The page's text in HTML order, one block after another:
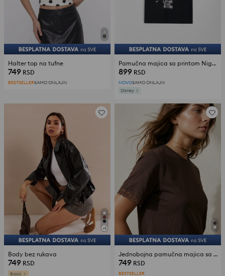
Halter top na tufne
749 RSD
BESTSELLERSAMO ONLAJN
Pamučna majica sa printom Nightmare Before Christmas
899 RSD
NOVOSAMO ONLAJN
Disney
+1
Body bez rukava
749 RSD
Basic
Jednobojna pamučna majica sa karnerima na rukavima
749 RSD
BESTSELLER